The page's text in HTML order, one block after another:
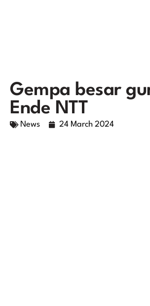
Gempa besar
Ende NTT
News 24 March 2024